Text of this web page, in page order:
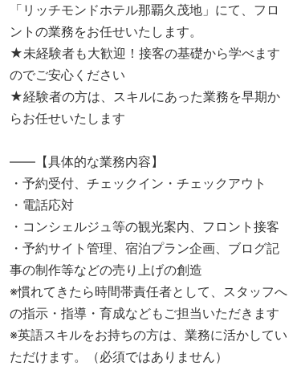
「リッチモンドホテル那覇久茂地」にて、フロ
ントの業務をお任せいたします。
★未経験者も大歓迎！接客の基礎から学べます
のでご安心ください
★経験者の方は、スキルにあった業務を早期か
らお任せいたします
――【具体的な業務内容】
・予約受付、チェックイン・チェックアウト
・電話応対
・コンシェルジュ等の観光案内、フロント接客
・予約サイト管理、宿泊プラン企画、ブログ記
事の制作等などの売り上げの創造
※慣れてきたら時間帯責任者として、スタッフへ
の指示・指導・育成などもご担当いただきます
※英語スキルをお持ちの方は、業務に活かしてい
ただけます。（必須ではありません）